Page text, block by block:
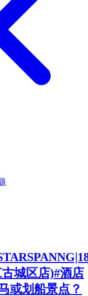
城区店)#酒店
或划船景点？